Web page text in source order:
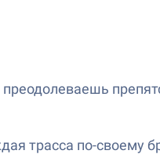
трасса по-своему